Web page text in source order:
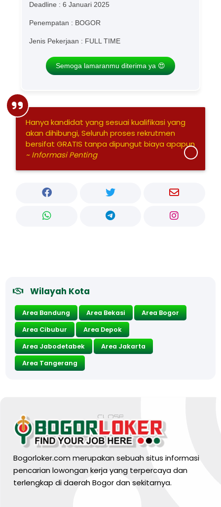
Deadline : 6 Januari 2025
Penempatan : BOGOR
Jenis Pekerjaan : FULL TIME
Semoga lamaranmu diterima ya 😍
Hanya kandidat yang sesuai kualifikasi yang
akan dihibungi, Seluruh proses rekrutmen
bersifat GRATIS tanpa dipungut biaya apapun
~ Informasi Penting
Wilayah Kota
Area Bandung Area Bekasi
Area Bogor
Area Cibubur
Area Depok
Area Jabodetabek
Area Jakarta
Area Tangerang
Bogorloker.com merupakan sebuah situs informasi
pencarian lowongan kerja yang terpercaya dan
terlengkap di daerah Bogor dan sekitarnya.